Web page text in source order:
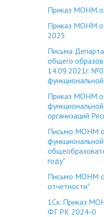
Приказ МОНМ
Приказ МОНМ
2025
Письма
общего
14.09.2021г.
Приказ МОНМ
организаций
Письмо МОНМ
году"
Письмо МОНМ
отчетности"
1Ск. Приказ
ФГ РК 2024-0